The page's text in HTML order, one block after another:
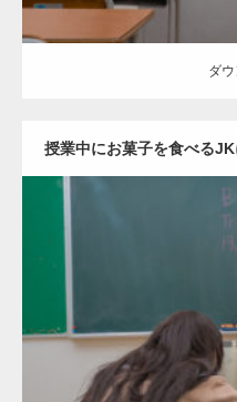
ダ
授業中にお菓子を食べる
学校のマッチョ
ダウンロード